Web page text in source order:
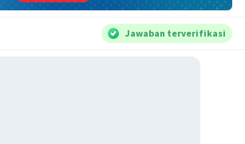
Jawaban terverifikasi